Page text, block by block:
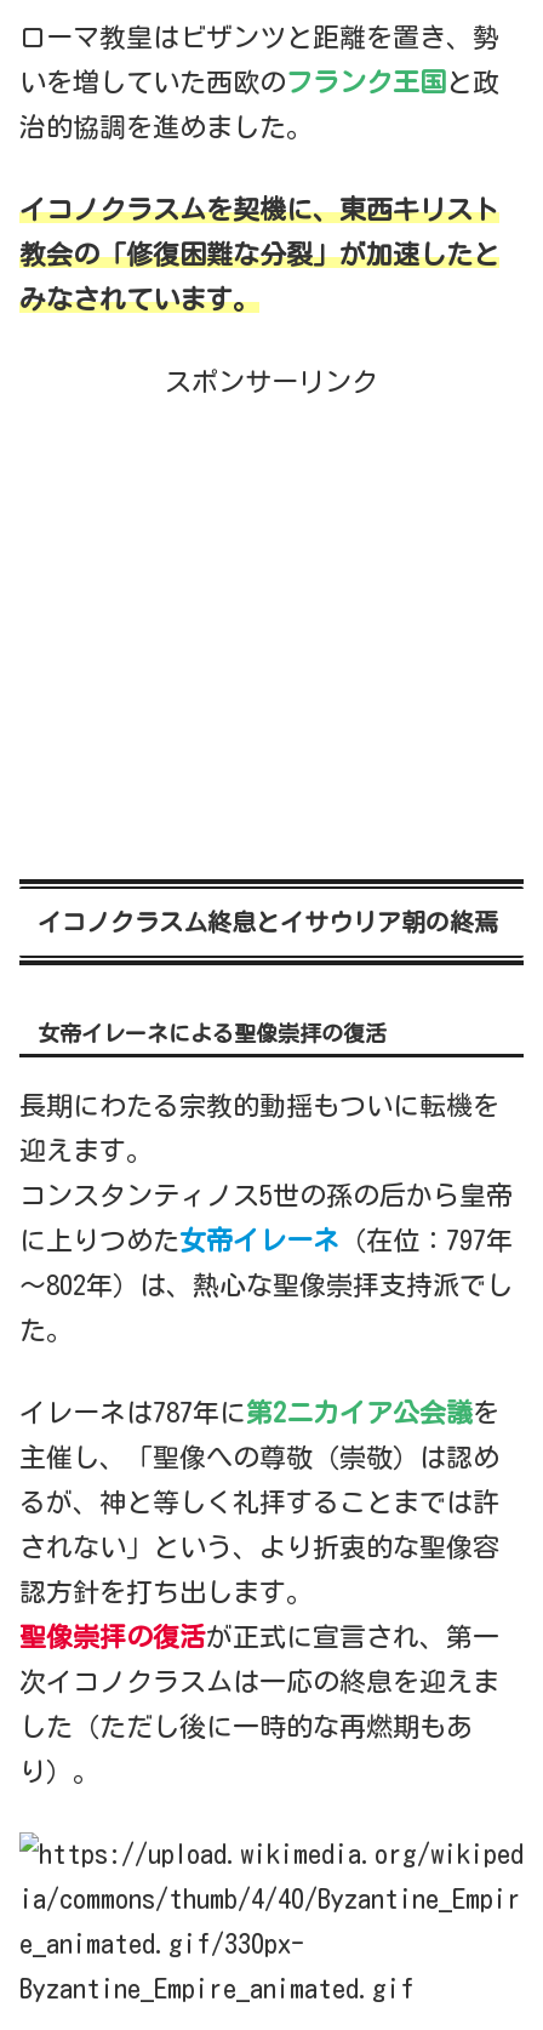
ローマ教皇はビザンツと距離を置き、勢
いを増していた西欧のフランク王国 と政
治的協調を進めました。
イコノクラスムを契機に、東西キリスト
教会の「修復困難な分裂」が加速したと
みなされています。
スポンサーリンク
イコノクラスム終息とイサウリア朝の終焉
女帝イレーネによる聖像崇拝の復活
長期にわたる宗教的動揺もついに転機を
迎えます。
コンスタンティノス5世の孫の后から皇帝
に上りつめた女帝イレーネ （在位：797年
～802年）は、熱心な聖像崇拝支持派でし
た。
イレーネは787年に第2ニカイア公会議を
主催し、「聖像への尊敬（崇敬）は認め
るが、神と等しく礼拝することまでは許
されない」という、より折衷的な聖像容
認方針を打ち出します。
聖像崇拝の復活が正式に宣言され、第一
次イコノクラスムは一応の終息を迎えま
した（ただし後に一時的な再燃期もあ
り）。